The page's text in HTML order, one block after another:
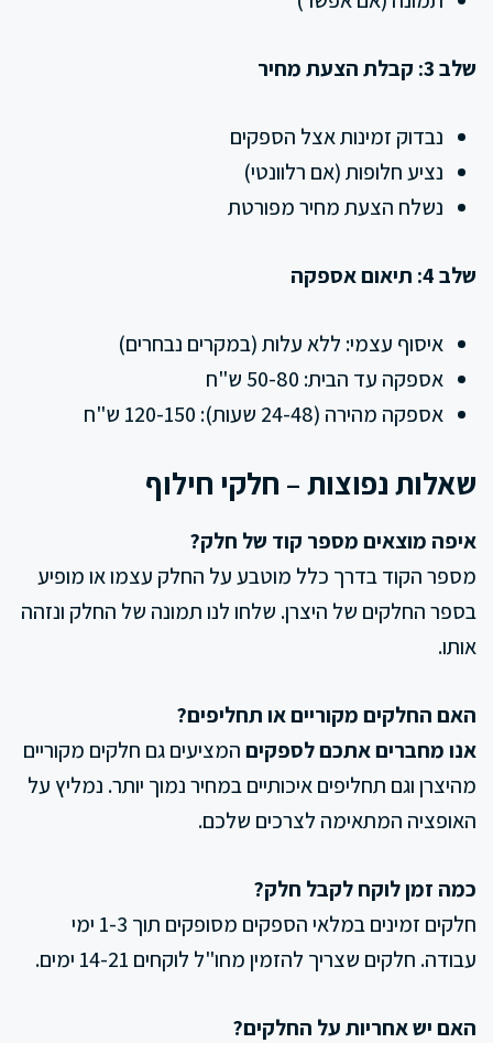
שלב 3: קבלת הצעת מחיר
נבדוק זמינות אצל הספקים
נציע חלופות (אם רלוונטי)
נשלח הצעת מחיר מפורטת
שלב 4: תיאום אספקה
איסוף עצמי: ללא עלות (במקרים נבחרים)
אספקה עד הבית: 50-80 ש"ח
אספקה מהירה (24-48 שעות): 120-150 ש"ח
שאלות נפוצות – חלקי חילוף
איפה מוצאים מספר קוד של חלק?
מספר הקוד בדרך כלל מוטבע על החלק עצמו או מופיע
בספר החלקים של היצרן. שלחו לנו תמונה של החלק ונזהה
אותו.
האם החלקים מקוריים או תחליפים?
אנו מחברים אתכם לספקיםהמציעים גם חלקים מקוריים
מהיצרן וגם תחליפים איכותיים במחיר נמוך יותר. נמליץ על
האופציה המתאימה לצרכים שלכם.
כמה זמן לוקח לקבל חלק?
חלקים זמינים במלאי הספקים מסופקים תוך 1-3 ימי
עבודה. חלקים שצריך להזמין מחו"ל לוקחים 14-21 ימים.
האם יש אחריות על החלקים?